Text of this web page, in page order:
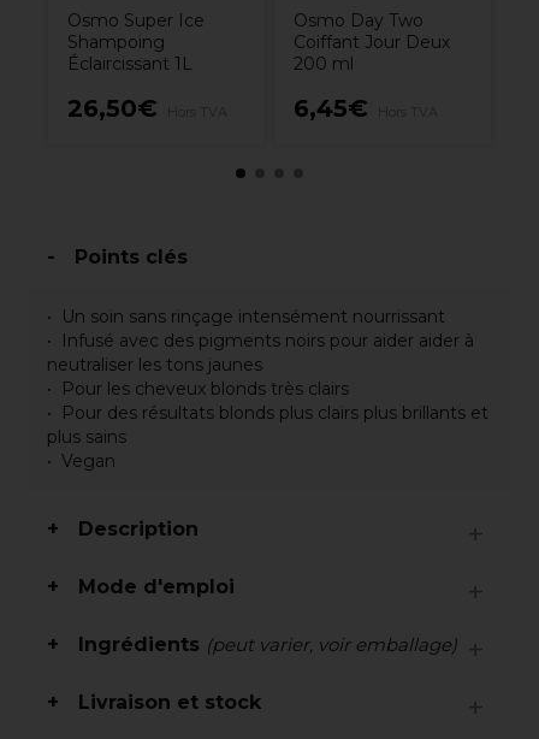
Osmo Super Ice
Shampoing
Éclaircissant 1L
26,50€
Osmo Day Two
Coiffant Jour Deux
200 ml
6,45€
Points clés
Un soin sans rinçage intensément nourrissant
Infusé avec des pigments noirs pour aider aider à
neutraliser les tons jaunes
Pour les cheveux blonds très clairs
Pour des résultats blonds plus clairs plus brillants et
plus sains
Vegan
Description
Mode d'emploi
Ingrédients (peut varier, voir emballage)
Livraison et stock